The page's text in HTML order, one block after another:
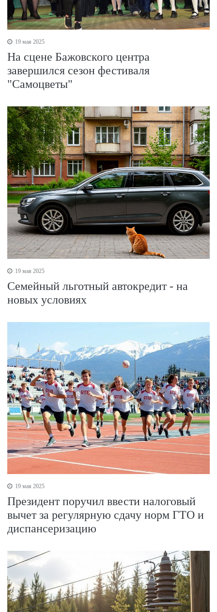
19 мая 2025
На сцене Бажовского центра
завершился сезон фестиваля
"Самоцветы"
19 мая 2025
Семейный льготный автокредит - на
новых условиях
19 мая 2025
Президент поручил ввести налоговый
вычет за регулярную сдачу норм ГТО и
диспансеризацию